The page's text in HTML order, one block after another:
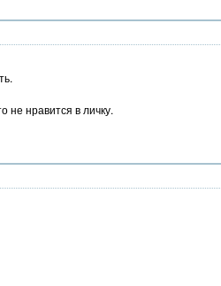
не нравится в личку.